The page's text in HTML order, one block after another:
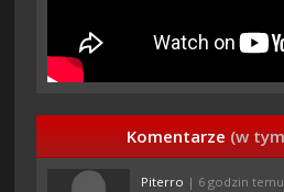
Komentarze (w
Piterro | 6 godzin temu